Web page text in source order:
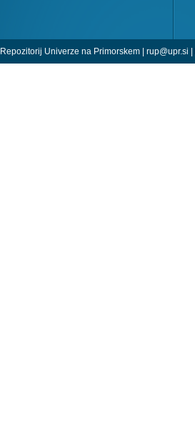
Repozitorij Univerze na Primorskem | rup@upr.si |